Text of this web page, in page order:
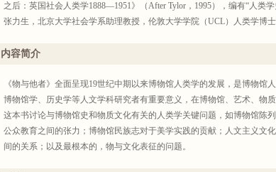
之后：英国社会人类学1888—1951》（After Tylor，1995），编有“人类
张力生，北京大学社会学系助理教授，伦敦大学学院（UCL）人类学博
内容简介
《物与他者》全面呈现19世纪中期以来博物馆人类学的发展，是博物馆
博物馆学、历史学等人文学科研究者有重要意义，在博物馆、艺术、物
这本书讨论与博物馆史和物质文化有关的人类学关键问题，如博物馆陈
公众教育之间的张力；博物馆民族志对于美学实践的贡献；人文主义文
间的关系；以及最根本的，物与文化表征的问题。